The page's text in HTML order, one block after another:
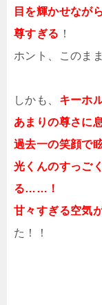
目を輝かせなが
尊すぎる ！
ホント、このま
しかも、 キーホ
あまりの尊さに
過去一の笑顔で
光くんのすっご
る……！
甘々すぎる空気
た！！